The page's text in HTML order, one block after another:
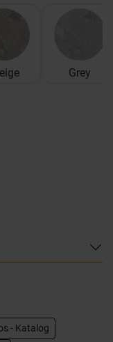
Grey
- Katalog